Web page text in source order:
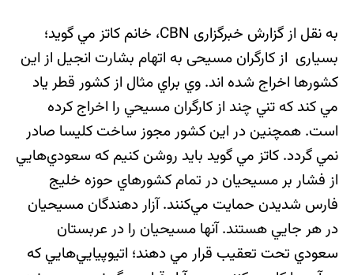
به نقل از گزارش خبرگزاری CBN، خانم كاتز مي گويد؛
بسياری از كارگران مسيحی به اتهام بشارت انجيل از اين
كشورها اخراج شده اند. وي براي مثال از كشور قطر ياد
مي كند كه تني چند از كارگران مسيحي را اخراج كرده
است. همچنين در اين كشور مجوز ساخت كليسا صادر
نمي گردد. كاتز مي گويد بايد روشن کنيم که سعودي‌هايي
از فشار بر مسيحيان در تمام كشورهاي حوزه خليج
فارس شديدن حمايت مي‌کنند. آزار دهندگان مسيحيان
در هر جايي هستند. آنها مسيحيان را در عربستان
سعودي تحت تعقيب قرار مي دهند؛ اتيوپيايي‌هايي که